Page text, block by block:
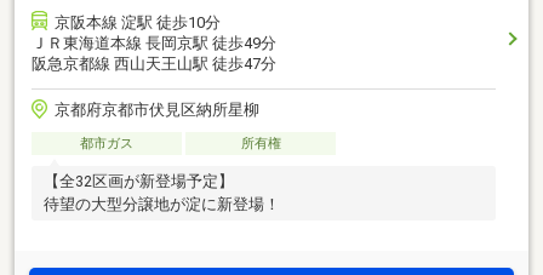
京阪本線 淀駅 徒歩10分
ＪＲ東海道本線 長岡京駅 徒歩49分
阪急京都線 西山天王山駅 徒歩47分
京都府京都市伏見区納所星柳
都市ガス 所有権
【全32区画が新登場予定】
待望の大型分譲地が淀に新登場！